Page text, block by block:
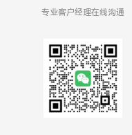
专业客户经理在线沟通